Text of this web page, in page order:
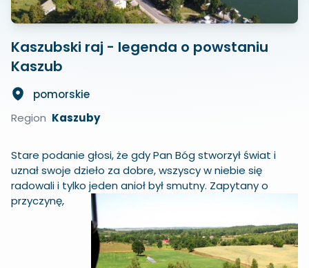
Kaszubski raj - legenda o powstaniu
Kaszub
pomorskie
Region Kaszuby
Stare podanie głosi, że gdy Pan Bóg stworzył świat i
uznał swoje dzieło za dobre, wszyscy w niebie się
radowali i tylko jeden anioł byłsmutny. Zapytany o
przyczynę,